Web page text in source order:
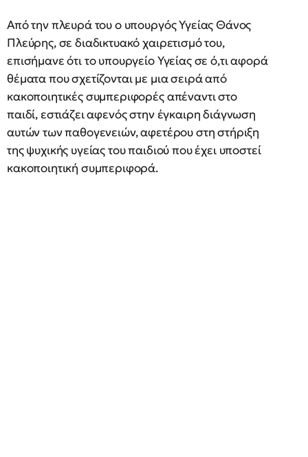
Από την πλευρά του ο υπουργός Υγείας Θάνος
Πλεύρης, σε διαδικτυακό χαιρετισμό του,
επισήμανε ότι το υπουργείο Υγείας σε ό,τι αφορά
θέματα που σχετίζονται με μια σειρά από
κακοποιητικές συμπεριφορές απέναντι στο
παιδί, εστιάζει αφενός στην έγκαιρη διάγνωση
αυτών των παθογενειών, αφετέρου στη στήριξη
της ψυχικής υγείας του παιδιού που έχει υποστεί
κακοποιητική συμπεριφορά.